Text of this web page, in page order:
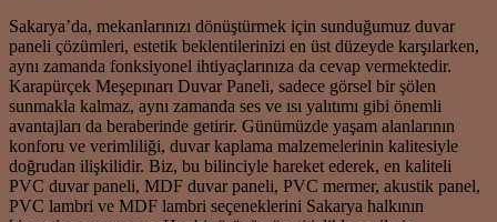
Sakarya’da, mekanlarınızı dönüştürmek için sunduğumuz duvar
paneli çözümleri, estetik beklentilerinizi en üst düzeyde karşılarken,
aynı zamanda fonksiyonel ihtiyaçlarınıza da cevap vermektedir.
Karapürçek Meşepınarı Duvar Paneli, sadece görsel bir şölen
sunmakla kalmaz, aynı zamanda ses ve ısı yalıtımı gibi önemli
avantajları da beraberinde getirir. Günümüzde yaşam alanlarının
konforu ve verimliliği, duvar kaplama malzemelerinin kalitesiyle
doğrudan ilişkilidir. Biz, bu bilinciyle hareket ederek, en kaliteli
PVC duvar paneli, MDF duvar paneli, PVC mermer, akustik panel,
PVC lambri ve MDF lambri seçeneklerini Sakarya halkının